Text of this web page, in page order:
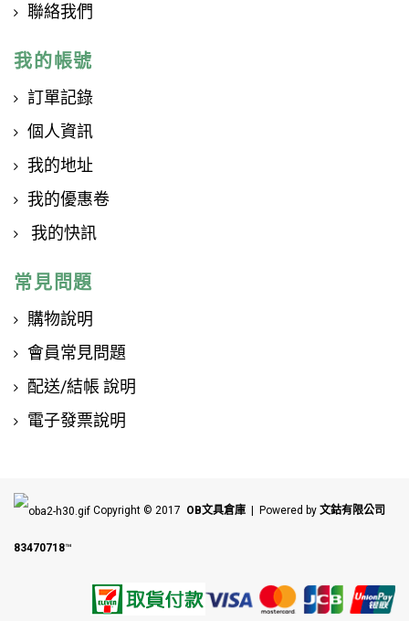
聯絡我們
我的帳號
訂單記錄
個人資訊
我的地址
我的優惠卷
我的快訊
常見問題
購物說明
會員常見問題
配送/結帳 說明
電子發票說明
Copyright © 2017 OB文具倉庫 | Powered by 文鈷有限公司
83470718™